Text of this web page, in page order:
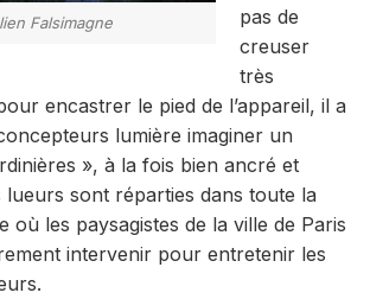
Falsimagne
pas de
creuser
très
encastrer le pied de l’appareil, il a
lumière imaginer un
», à la fois bien ancré et
lueurs sont réparties dans toute la
où les paysagistes de la ville de Paris
intervenir pour entretenir les